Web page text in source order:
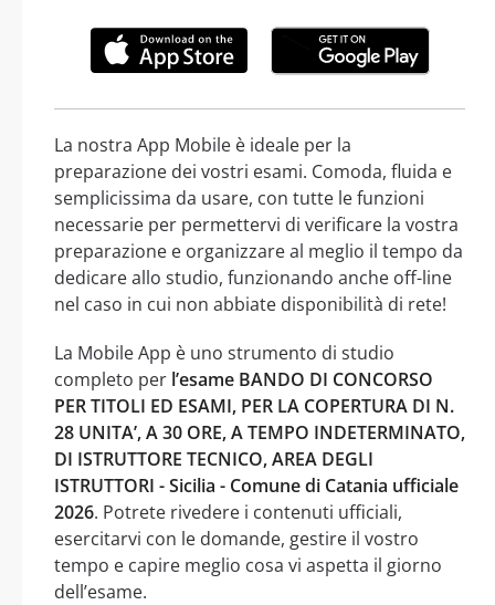
La nostra App Mobile è ideale per la
preparazione dei vostri esami. Comoda, fluida e
semplicissima da usare, con tutte le funzioni
necessarie per permettervi di verificare la vostra
preparazione e organizzare al meglio il tempo da
dedicare allo studio, funzionando anche off-line
nel caso in cui non abbiate disponibilità di rete!
La Mobile App è uno strumento di studio
completo per l’esame BANDO DI CONCORSO
PER TITOLI ED ESAMI, PER LA COPERTURA DI N.
28 UNITA’, A 30 ORE, A TEMPO INDETERMINATO,
DI ISTRUTTORE TECNICO, AREA DEGLI
ISTRUTTORI - Sicilia - Comune di Catania ufficiale
2026. Potrete rivedere i contenuti ufficiali,
esercitarvi con le domande, gestire il vostro
tempo e capire meglio cosa vi aspetta il giorno
dell’esame.